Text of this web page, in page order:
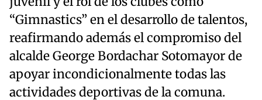
“Gimnastics” en el desarrollo de talentos,
reafirmando además el compromiso del
alcalde George Bordachar Sotomayor de
apoyar incondicionalmente todas las
actividades deportivas de la comuna.